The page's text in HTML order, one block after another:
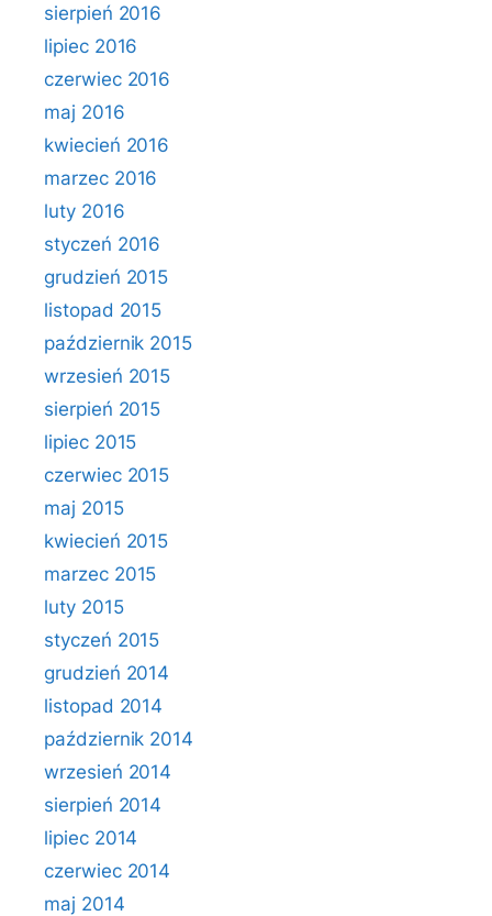
sierpień 2016
lipiec 2016
czerwiec 2016
maj 2016
kwiecień 2016
marzec 2016
luty 2016
styczeń 2016
grudzień 2015
listopad 2015
październik 2015
wrzesień 2015
sierpień 2015
lipiec 2015
czerwiec 2015
maj 2015
kwiecień 2015
marzec 2015
luty 2015
styczeń 2015
grudzień 2014
listopad 2014
październik 2014
wrzesień 2014
sierpień 2014
lipiec 2014
czerwiec 2014
maj 2014